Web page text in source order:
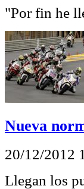
"Por fin he
Nueva
20/12/2012
Llegan los